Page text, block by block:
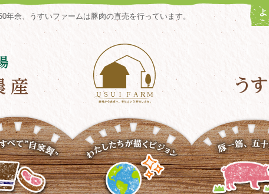
余、うすいファームは豚肉の直売を行っています。